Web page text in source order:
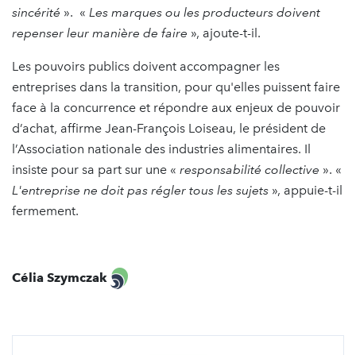
sincérité ». « Les marques ou les producteurs doivent
repenser leur manière de faire », ajoute-t-il.
Les pouvoirs publics doivent accompagner les
entreprises dans la transition, pour qu'elles puissent faire
face à la concurrence et répondre aux enjeux de pouvoir
d’achat, affirme Jean-François Loiseau, le président de
l’Association nationale des industries alimentaires. Il
insiste pour sa part sur une « responsabilité collective ». «
L'entreprise ne doit pas régler tous les sujets », appuie-t-il
fermement.
Célia Szymczak